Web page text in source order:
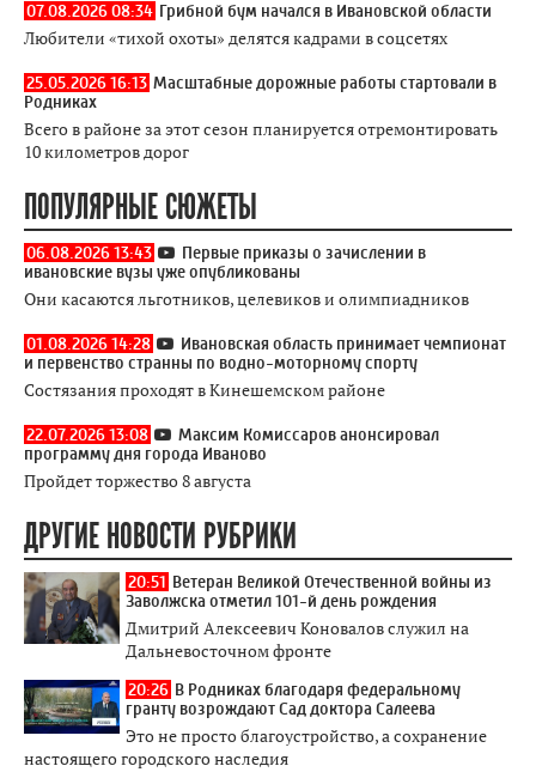
07.08.2026 08:34 Грибной бум начался в Ивановской области
Любители «тихой охоты» делятся кадрами в соцсетях
25.05.2026 16:13 Масштабные дорожные работы стартовали в
Родниках
Всего в районе за этот сезон планируется отремонтировать
10 километров дорог
ПОПУЛЯРНЫЕ СЮЖЕТЫ
06.08.2026 13:43
Первые приказы о зачислении в
ивановские вузы уже опубликованы
Они касаются льготников, целевиков и олимпиадников
01.08.2026 14:28
Ивановская область принимает чемпионат
и первенство странны по водно-моторному спорту
Состязания проходят в Кинешемском районе
22.07.2026 13:08
Максим Комиссаров анонсировал
программу дня города Иваново
Пройдет торжество 8 августа
ДРУГИЕ НОВОСТИ РУБРИКИ
20:51 Ветеран Великой Отечественной войны из
Заволжска отметил 101-й день рождения
Дмитрий Алексеевич Коновалов служил на
Дальневосточном фронте
20:26 В Родниках благодаря федеральному
гранту возрождают Сад доктора Салеева
Это не просто благоустройство, а сохранение
настоящего городского наследия